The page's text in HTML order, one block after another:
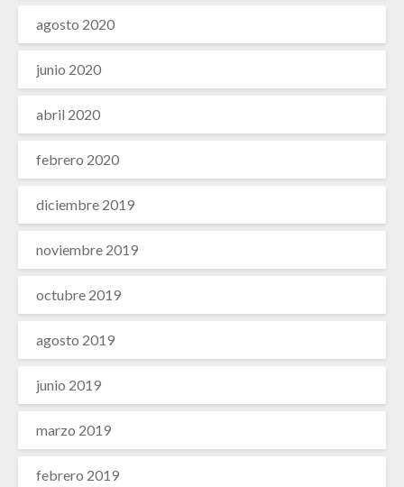
agosto 2020
junio 2020
abril 2020
febrero 2020
diciembre 2019
noviembre 2019
octubre 2019
agosto 2019
junio 2019
marzo 2019
febrero 2019